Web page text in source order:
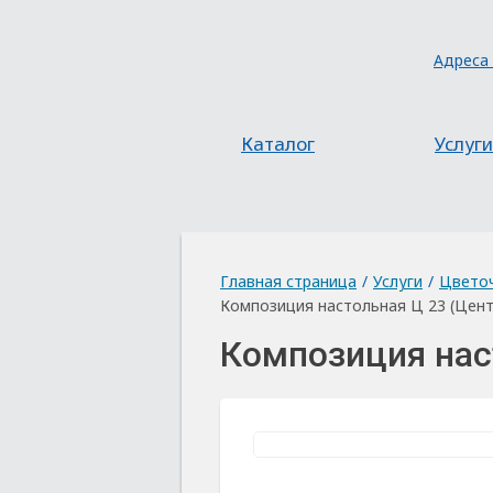
Адреса
Каталог Услуги
Главная страница / Услуги /
Композиция настольная Ц 23
Композиция